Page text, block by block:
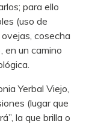
para ello
(uso de
cosecha
en un camino
Yerbal Viejo,
(lugar que
la que brilla o